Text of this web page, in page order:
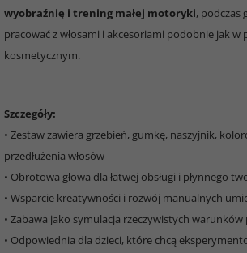
wyobraźnię i trening małej motoryki, podczas
pracować z włosami i akcesoriami podobnie jak
kosmetycznym.
Szczegóły:
• Zestaw zawiera grzebień, gumkę, naszyjnik,
przedłużenia włosów
• Obrotowa głowa dla łatwej obsługi i płynnego
• Wsparcie kreatywności i rozwój manualnych
• Zabawa jako symulacja rzeczywistych warunków
• Odpowiednia dla dzieci, które chcą